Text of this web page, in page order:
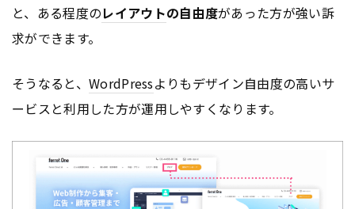
と、ある程度のレイアウトの自由度があった方が強い訴
求ができます。
そうなると、 WordPressよりもデザイン自由度の高いサ
ービスと利用した方が運用しやすくなります。